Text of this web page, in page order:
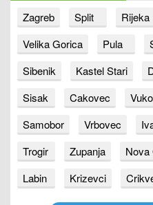
Zagreb Split Rijeka
Velika Gorica
Pula
Sibenik
Kastel Stari
Sisak
Cakovec
Samobor
Vrbovec
Trogir
Zupanja Nova
Labin
Krizevci